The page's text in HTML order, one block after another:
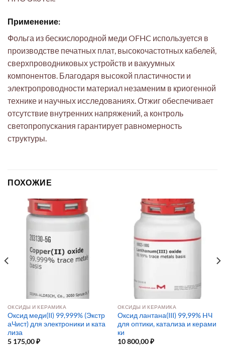
Применение:
Фольга из бескислородной меди OFHC используется в
производстве печатных плат, высокочастотных кабелей,
сверхпроводниковых устройств и вакуумных
компонентов. Благодаря высокой пластичности и
электропроводности материал незаменим в криогенной
технике и научных исследованиях. Отжиг обеспечивает
отсутствие внутренних напряжений, а контроль
светопропускания гарантирует равномерность
структуры.
ПОХОЖИЕ
ОКСИДЫ И КЕРАМИКА
Оксид меди(II) 99,999% (Экстр
аЧист) для электроники и ката
лиза
5 175,00₽
ОКСИДЫ И КЕРАМИКА
Оксид лантана(III) 99,99% HЧ
для оптики, катализа и керами
ки
10 800,00₽